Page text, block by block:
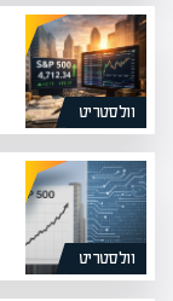
וולסטריט
וולסטריט